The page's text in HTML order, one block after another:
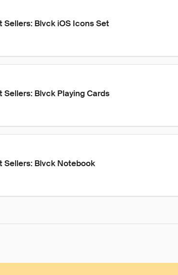
Sellers: Blvck iOS Icons Set
Sellers: Blvck Playing Cards
Sellers: Blvck Notebook